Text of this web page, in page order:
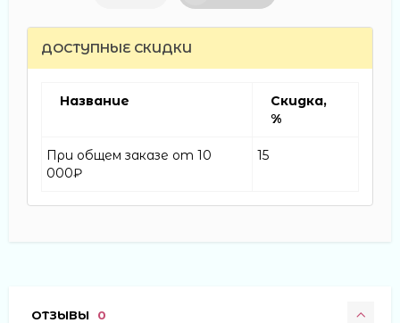
ДОСТУПНЫЕ СКИДКИ
Название
Скидка,
%
При общем заказе от 10
000₽
15
ОТЗЫВЫ 0